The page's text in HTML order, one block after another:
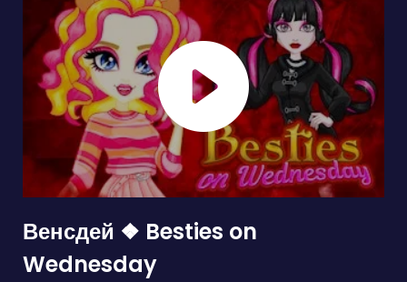
Венсдей ❖ Besties on
Wednesday